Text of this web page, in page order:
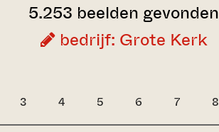
5.253 beelden gevonden
bedrijf: Grote Kerk
3 4 5 6 7 8